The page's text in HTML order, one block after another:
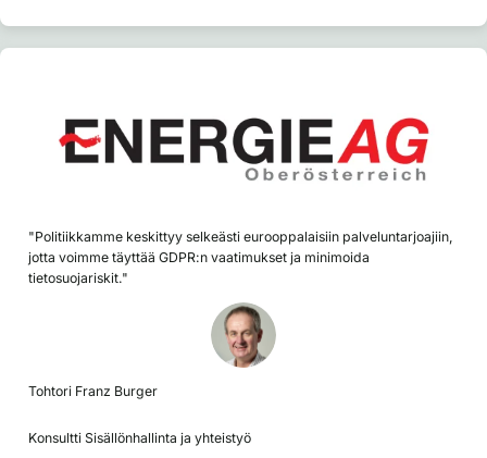
"Politiikkamme keskittyy selkeästi eurooppalaisiin palveluntarjoajiin,
jotta voimme täyttää GDPR:n vaatimukset ja minimoida
tietosuojariskit."
Tohtori Franz Burger
Konsultti Sisällönhallinta ja yhteistyö